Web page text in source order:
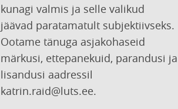
kunagi valmis ja selle valikud
jäävad paratamatult subjektiivseks.
Ootame tänuga asjakohaseid
märkusi, ettepanekuid, parandusi ja
lisandusi aadressil
katrin.raid@luts.ee.